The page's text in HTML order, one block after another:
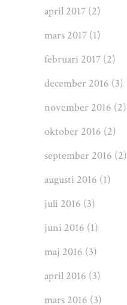
april 2017 (2)
mars 2017 (1)
februari 2017 (2)
december 2016 (3)
november 2016 (2)
oktober 2016 (2)
september 2016 (2)
augusti 2016 (1)
juli 2016 (3)
juni 2016 (1)
maj 2016 (3)
april 2016 (3)
mars 2016 (3)